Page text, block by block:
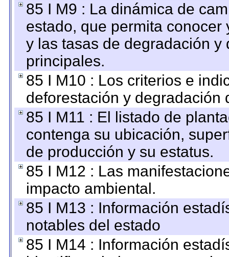
85 I M9 : La dinámica de
estado, que permita
y las tasas de degradación
principales.
85 I M10 : Los criterios e
deforestación y degradación
85 I M11 : El listado de
contenga su ubicación,
de producción y su estatus.
85 I M12 : Las
impacto ambiental.
85 I M13 : Información
notables del estado
85 I M14 : Información